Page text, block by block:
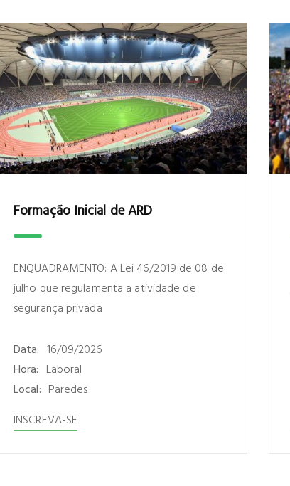
Formação Inicial de ARD
ENQUADRAMENTO: A Lei 46/2019 de 08 de
julho que regulamenta a atividade de
segurança privada
Data: 16/09/2026
Hora: Laboral
Local: Paredes
INSCREVA-SE